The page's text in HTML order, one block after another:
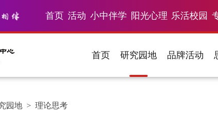
首页 活动 小中伴学 阳光心理 乐活校园
首页 研究园地 品牌活动
园地 > 理论思考